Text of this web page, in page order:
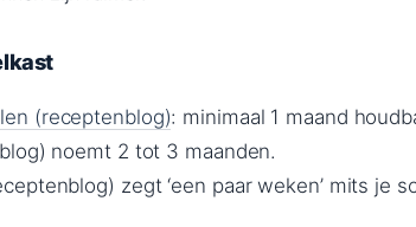
(receptenblog): minimaal 1 maand
noemt 2 tot 3 maanden.
zegt ‘een paar weken’ mits je